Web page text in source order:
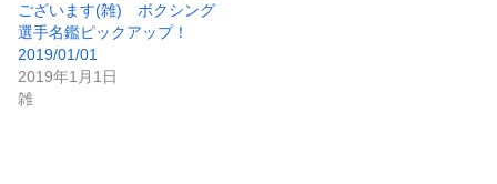
ございます(雑) ボクシング
選手名鑑ピックアップ！
2019/01/01
2019年1月1日
雑